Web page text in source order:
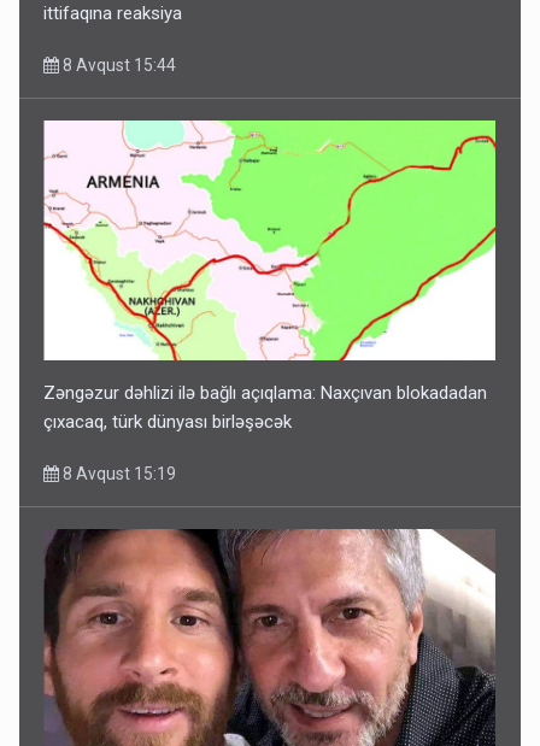
ittifaqına reaksiya
8 Avqust 15:44
Zəngəzur dəhlizi ilə bağlı açıqlama: Naxçıvan blokadadan
çıxacaq, türk dünyası birləşəcək
8 Avqust 15:19